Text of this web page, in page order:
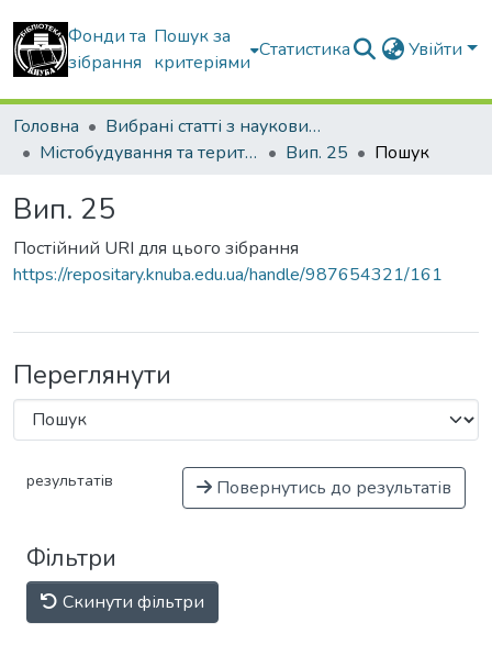
Фонди та
зібрання
Пошук за
критеріями
Статистика Увійти
Головна
Вибрані статті з наукових збірників КНУБА
Містобудування та територіальне планування
Вип. 25 Пошук
Вип. 25
Постійний URI для цього зібрання
https://repositary.knuba.edu.ua/handle/987654321/161
Переглянути
результатів Повернутись до результатів
Фільтри
Скинути фільтри